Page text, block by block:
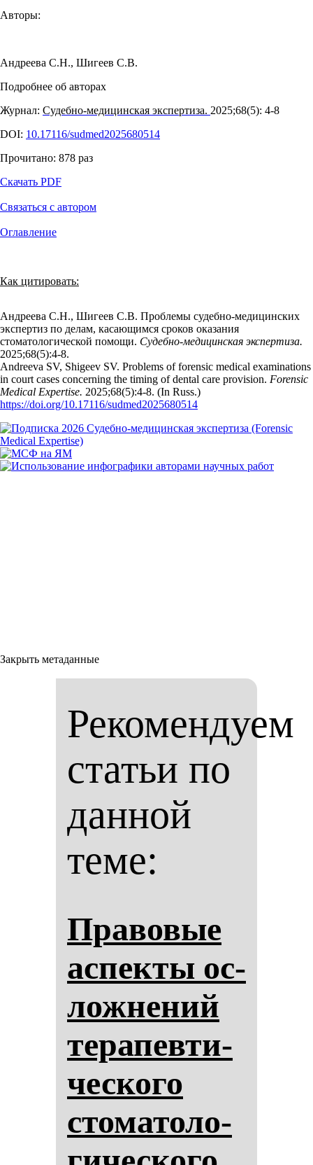
Авторы:
Андреева С.Н., Шигеев С.В.
Подробнее об авторах
Журнал: Судебно-медицинская экспертиза. 2025;68(5): 4‑8
DOI: 10.17116/sudmed2025680514
Прочитано: 878 раз
Скачать PDF
Связаться с автором
Оглавление
Как цитировать:
Андреева С.Н., Шигеев С.В. Проблемы судебно-медицинских
экспертиз по делам, касающимся сроков оказания
стоматологической помощи. Судебно-медицинская экспертиза.
2025;68(5):4‑8.
Andreeva SV, Shigeev SV. Problems of forensic medical examinations
in court cases concerning the timing of dental care provision. Forensic
Medical Expertise. 2025;68(5):4‑8. (In Russ.)
https://doi.org/10.17116/sudmed2025680514
Закрыть метаданные
Рекомендуем
статьи по
данной
теме:
Пра­во­вые
ас­пек­ты ос­
лож­не­ний
те­ра­пев­ти­
чес­ко­го
сто­ма­то­ло­